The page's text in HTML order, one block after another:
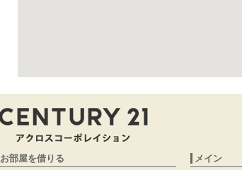
お部屋を借りる メイン